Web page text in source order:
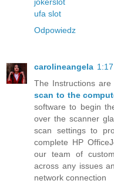
jokerslot
ufa slot
Odpowiedz
carolineangela
The Instructions
scan to the
software to begin
over the scanner
scan settings to
complete HP
our team of
across any issues
network connection